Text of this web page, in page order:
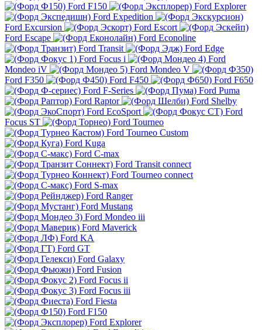
Ford F150
Ford Explorer
Ford Expedition
Ford Excursion
Ford Escort
Ford Escape
Ford Econoline
Ford Transit
Ford Edge
Ford Focus i
Ford
Mondeo iV
Ford Mondeo V
Ford F350
Ford F450
Ford F650
Ford F-Series
Ford Puma
Ford Raptor
Ford Shelby
Ford EcoSport
Ford
Focus ST
Ford Tourneo
Ford Tourneo Custom
Ford Kuga
Ford C-max
Ford Transit connect
Ford Tourneo connect
Ford S-max
Ford Ranger
Ford Mustang
Ford Mondeo iii
Ford Maverick
Ford KA
Ford GT
Ford Galaxy
Ford Fusion
Ford Focus ii
Ford Focus iii
Ford Fiesta
Ford F150
Ford Explorer